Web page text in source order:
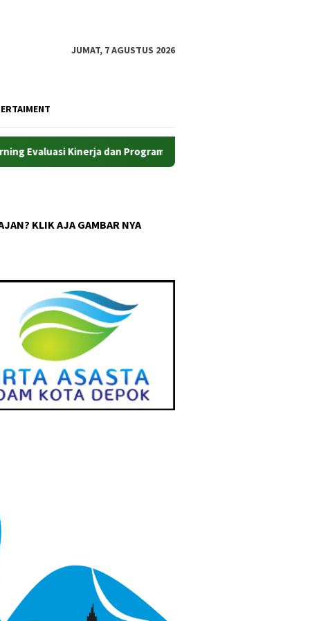
JUMAT, 7 AGUSTUS 2026
Kinerja dan Program Prioritas
Ngopi Bareng
Lurah se-
Sawangan
Juli 20, 2024
Kecamatan Sukmajaya Siap
Sukseskan Pilgub dan
Pilkada Depok 2024
KLIK AJA GAMBAR NYA